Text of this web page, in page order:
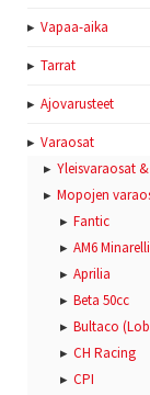
Vapaa-aika
Tarrat
Ajovarusteet
Varaosat
Yleisvaraosat
Mopojen
Fantic
AM6 Minarelli
Aprilia
Beta 50cc
Bultaco
CH Racing
CPI